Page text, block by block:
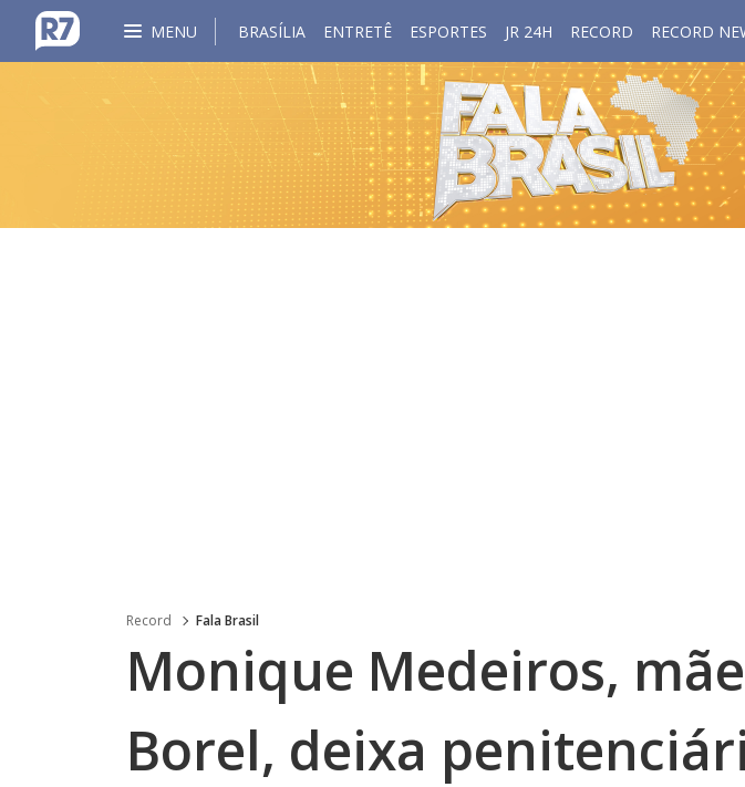
MENU BRASÍLIA ENTRETÊ ESPORTES JR 24H RECORD RECORD
Record Fala Brasil
Monique Medeiros,
Borel, deixa